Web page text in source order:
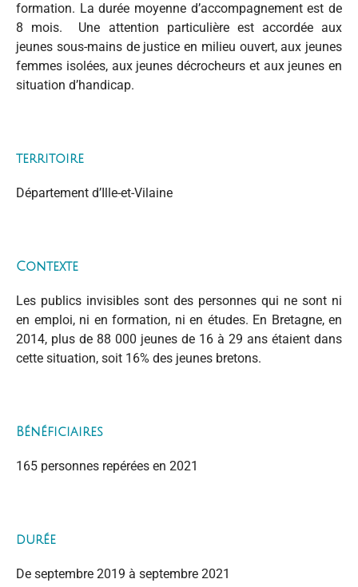
formation. La durée moyenne d’accompagnement est de
8 mois. Une attention particulière est accordée aux
jeunes sous-mains de justice en milieu ouvert, aux jeunes
femmes isolées, aux jeunes décrocheurs et aux jeunes en
situation d’handicap.
territoire
Département d’Ille-et-Vilaine
Contexte
Les publics invisibles sont des personnes qui ne sont ni
en emploi, ni en formation, ni en études. En Bretagne, en
2014, plus de 88 000 jeunes de 16 à 29 ans étaient dans
cette situation, soit 16% des jeunes bretons.
Bénéficiaires
165 personnes repérées en 2021
durée
De septembre 2019 à septembre 2021